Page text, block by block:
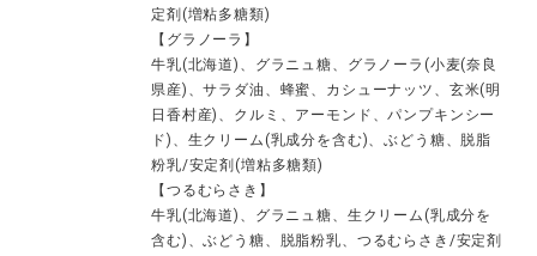
定剤(増粘多糖類)
【グラノーラ】
牛乳(北海道)、グラニュ糖、グラノーラ(小麦(奈良
県産)、サラダ油、蜂蜜、カシューナッツ、玄米(明
日香村産)、クルミ、アーモンド、パンプキンシー
ド)、生クリーム(乳成分を含む)、ぶどう糖、脱脂
粉乳/安定剤(増粘多糖類)
【つるむらさき】
牛乳(北海道)、グラニュ糖、生クリーム(乳成分を
含む)、ぶどう糖、脱脂粉乳、つるむらさき/安定剤